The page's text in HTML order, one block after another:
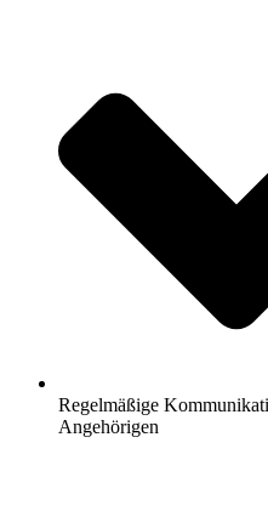
Regelmäßige
Angehörigen